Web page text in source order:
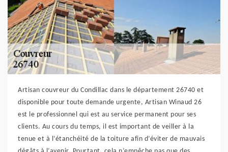
Artisan couvreur du Condillac dans le département 26740 et
disponible pour toute demande urgente, Artisan Winaud 26
est le professionnel qui est au service permanent pour ses
clients. Au cours du temps, il est important de veiller à la
tenue et à l’étanchéité de la toiture afin d’éviter de mauvais